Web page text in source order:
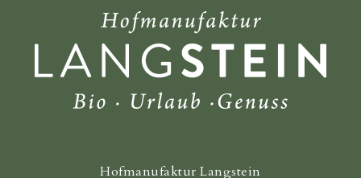
anni conteggiamo 10,00 € al giorno oltre il
prezzo dell’appartamento. Per ogni ospite di età
superiore ai 15 anni conteggiamo 12,00 € al
giorno oltre il prezzo dell’appartamento.
I prezzi indicati devono essere maggiorati di
Hofmanufaktur Langstein